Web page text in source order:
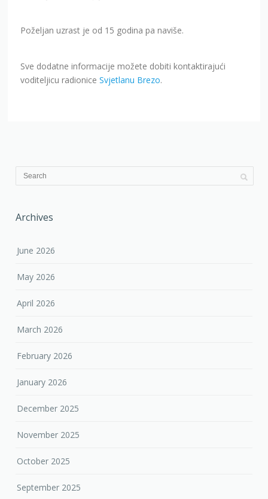
Poželjan uzrast je od 15 godina pa naviše.
Sve dodatne informacije možete dobiti kontaktirajući
voditeljicu radioniceSvjetlanu Brezo.
Archives
June 2026
May 2026
April 2026
March 2026
February 2026
January 2026
December 2025
November 2025
October 2025
September 2025